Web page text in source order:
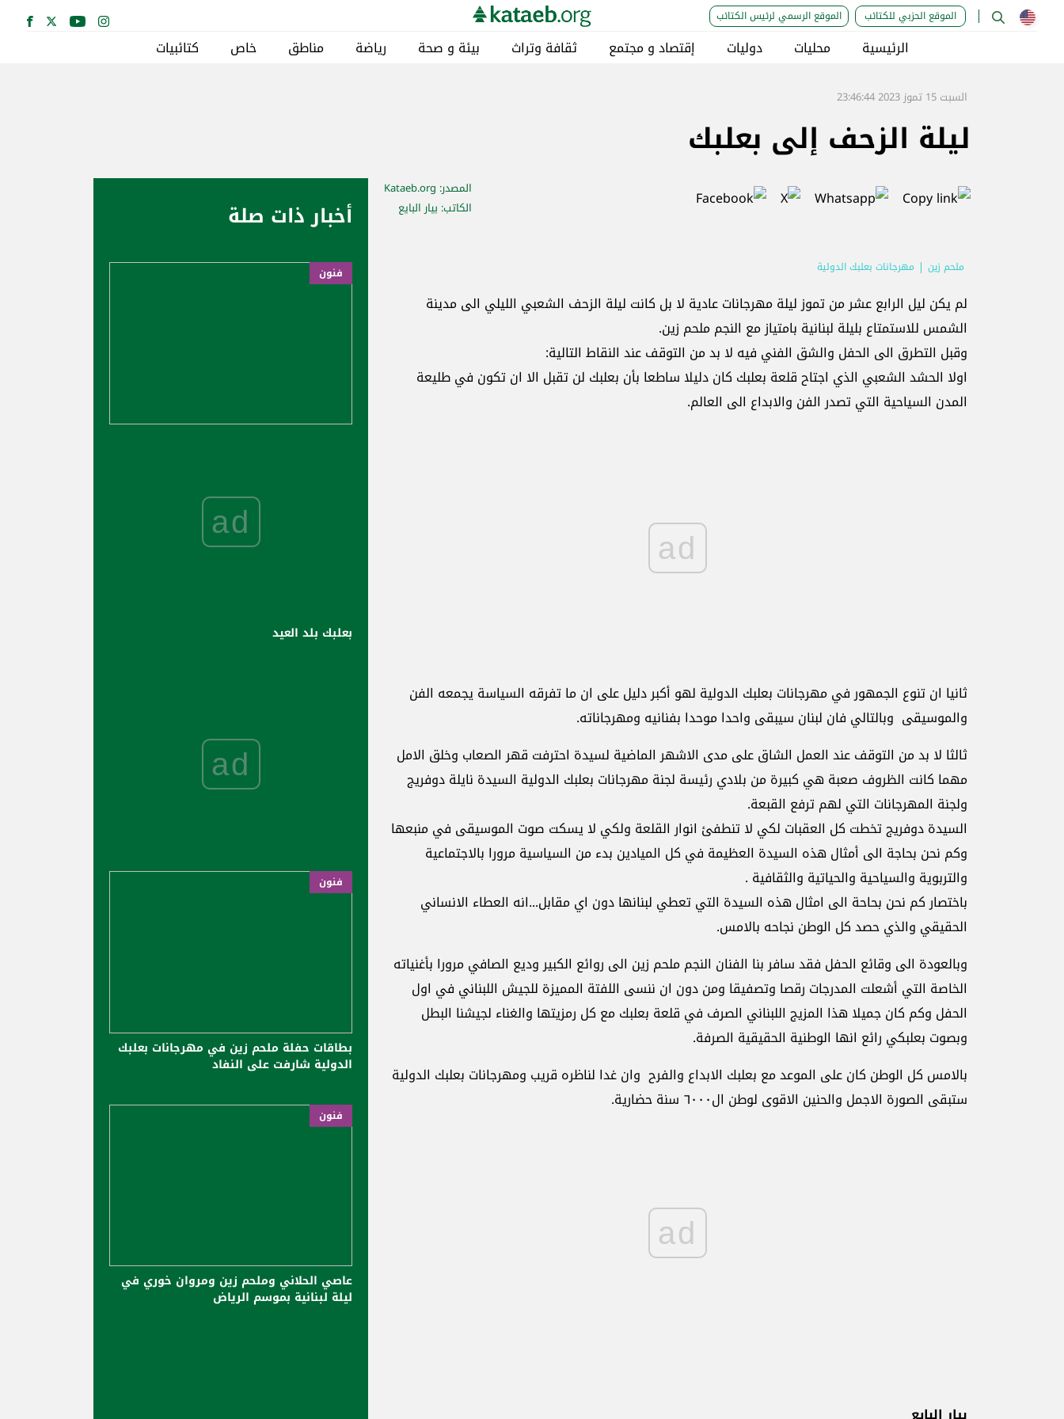
الموقع الحزبي للكتائب الموقع الرسمي لرئيس الكتائب
الرئيسية محليات دوليات إقتصاد و مجتمع ثقافة وتراث بيئة و صحة رياضة مناطق خاص كتائبيات
السبت 15 تموز 2023 23:46:44
ليلة الزحف إلى بعلبك
المصدر: Kataeb.org
الكاتب: بيار البايع
ملحم زين مهرجانات بعلبك الدولية
لم يكن ليل الرابع عشر من تموز ليلة مهرجانات عادية لا بل كانت ليلة الزحف الشعبي الليلي الى مدينة
الشمس للاستمتاع بليلة لبنانية بامتياز مع النجم ملحم زين.
وقبل التطرق الى الحفل والشق الفني فيه لا بد من التوقف عند النقاط التالية:
اولا الحشد الشعبي الذي اجتاح قلعة بعلبك كان دليلا ساطعا بأن بعلبك لن تقبل الا ان تكون في طليعة
المدن السياحية التي تصدر الفن والابداع الى العالم.
ad
ثانيا ان تنوع الجمهور في مهرجانات بعلبك الدولية لهو أكبر دليل على ان ما تفرقه السياسة يجمعه الفن
والموسيقى وبالتالي فان لبنان سيبقى واحدا موحدا بفنانيه ومهرجاناته.
ثالثا لا بد من التوقف عند العمل الشاق على مدى الاشهر الماضية لسيدة احترفت قهر الصعاب وخلق الامل
مهما كانت الظروف صعبة هي كبيرة من بلادي رئيسة لجنة مهرجانات بعلبك الدولية السيدة نايلة دوفريج
ولجنة المهرجانات التي لهم ترفع القبعة.
السيدة دوفريج تخطت كل العقبات لكي لا تنطفئ انوار القلعة ولكي لا يسكت صوت الموسيقى في منبعها
وكم نحن بحاجة الى أمثال هذه السيدة العظيمة في كل الميادين بدء من السياسية مرورا بالاجتماعية
والتربوية والسياحية والحياتية والثقافية .
باختصار كم نحن بحاحة الى امثال هذه السيدة التي تعطي لبنانها دون اي مقابل...انه العطاء الانساني
الحقيقي والذي حصد كل الوطن نجاحه بالامس.
وبالعودة الى وقائع الحفل فقد سافر بنا الفنان النجم ملحم زين الى روائع الكبير وديع الصافي مرورا بأغنياته
الخاصة التي أشعلت المدرجات رقصا وتصفيقا ومن دون ان ننسى اللفتة المميزة للجيش اللبناني في اول
الحفل وكم كان جميلا هذا المزيج اللبناني الصرف في قلعة بعلبك مع كل رمزيتها والغناء لجيشنا البطل
وبصوت بعلبكي رائع انها الوطنية الحقيقية الصرفة.
بالامس كل الوطن كان على الموعد مع بعلبك الابداع والفرح وان غدا لناظره قريب ومهرجانات بعلبك الدولية
ستبقى الصورة الاجمل والحنين الاقوى لوطن ال٦٠٠٠ سنة حضارية.
ad
أخبار ذات صلة
فنون
ad
بعلبك بلد العيد
ad
فنون
بطاقات حفلة ملحم زين في مهرجانات بعلبك
الدولية شارفت على النفاد
فنون
عاصي الحلاني وملحم زين ومروان خوري في
ليلة لبنانية بموسم الرياض